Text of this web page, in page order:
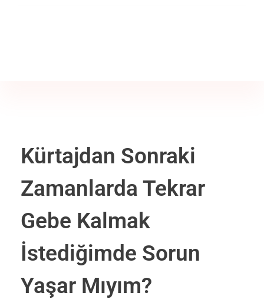
Kürtajdan Sonraki
Zamanlarda Tekrar
Gebe Kalmak
İstediğimde Sorun
Yaşar Mıyım?